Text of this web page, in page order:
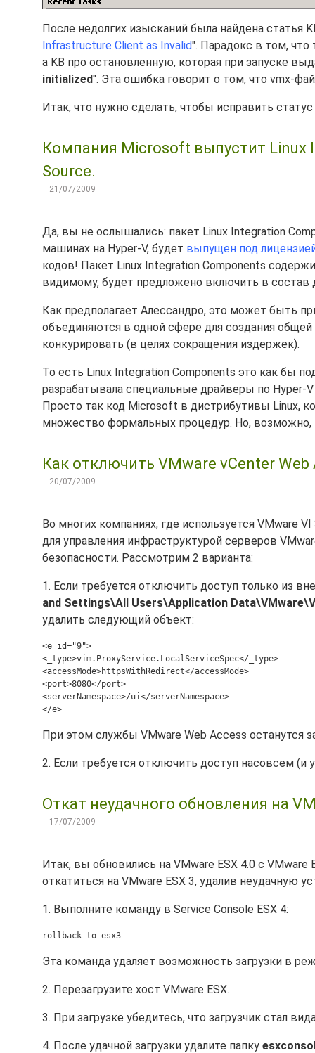
После недолгих изысканий была найдена статья
Infrastructure Client as Invalid". Парадокс в том,
а KB про остановленную, которая при запуске
initialized". Эта ошибка говорит о том, что vmx-
Итак, что нужно сделать, чтобы исправить статус
Компания Microsoft выпустит Linux
Source.
21/07/2009
Да, вы не ослышались: пакет Linux Integration
машинах на Hyper-V, будет выпущен под
кодов! Пакет Linux Integration Components
видимому, будет предложено включить в состав
Как предполагает Алессандро, это может быть
объединяются в одной сфере для создания общей
конкурировать (в целях сокращения издержек).
То есть Linux Integration Components это как бы
разрабатывала специальные драйверы по Hyper-
Просто так код Microsoft в дистрибутивы Linux,
множество формальных процедур. Но, возможно,
Как отключить VMware vCenter
20/07/2009
Во многих компаниях, где используется VMware
для управления инфраструктурой серверов
безопасности. Рассмотрим 2 варианта:
1. Если требуется отключить доступ только из
and Settings\All Users\Application
удалить следующий объект:
<e id="9">
<_type>vim.ProxyService.LocalServiceSpec</_type>
<accessMode>httpsWithRedirect</accessMode>
<port>8080</port>
<serverNamespace>/ui</serverNamespace>
</e>
При этом службы VMware Web Access останутся
2. Если требуется отключить доступ насовсем (и
Откат неудачного обновления на
17/07/2009
Итак, вы обновились на VMware ESX 4.0 с
откатиться на VMware ESX 3, удалив неудачную
1. Выполните команду в Service Console ESX 4:
rollback-to-esx3
Эта команда удаляет возможность загрузки в
2. Перезагрузите хост VMware ESX.
3. При загрузке убедитесь, что загрузчик стал
4. После удачной загрузки удалите папку